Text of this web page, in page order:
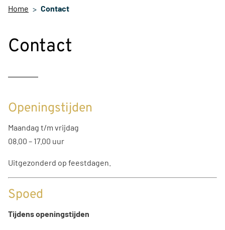
Home Contact
Contact
Openingstijden
Maandag t/m vrijdag
08.00 – 17.00 uur
Uitgezonderd op feestdagen.
Spoed
Tijdens openingstijden